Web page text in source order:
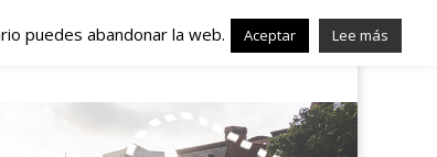
Trabajo en
puedes abandonar la web. Aceptar Lee más